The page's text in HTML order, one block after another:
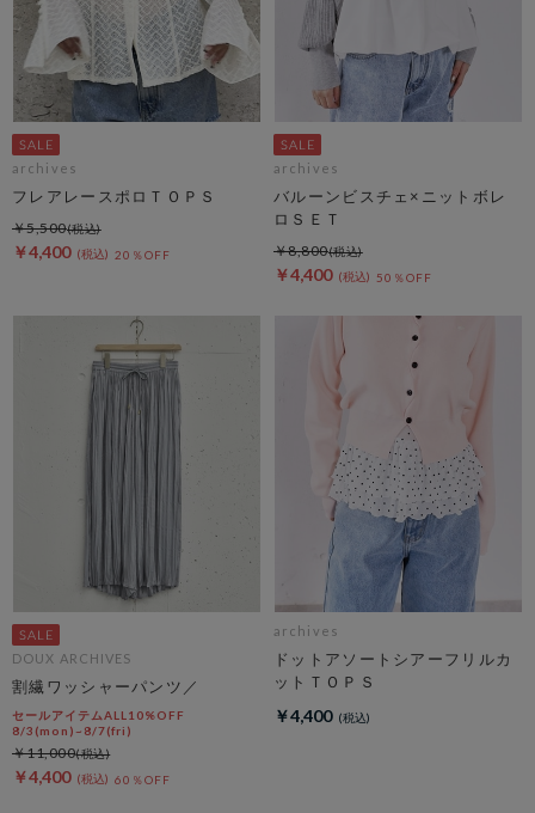
archives
フレアレースポロＴＯＰＳ
￥4,400 20％OFF
￥5,500
archives
バルーンビスチェ×ニットボレ
ロＳＥＴ
￥4,400 50％OFF
￥8,800
DOUX ARCHIVES
割繊ワッシャーパンツ／
セールアイテムALL10%OFF
8/3(mon)~8/7(fri)
￥4,400 60％OFF
￥11,000
archives
ドットアソートシアーフリルカ
ットＴＯＰＳ
￥4,400